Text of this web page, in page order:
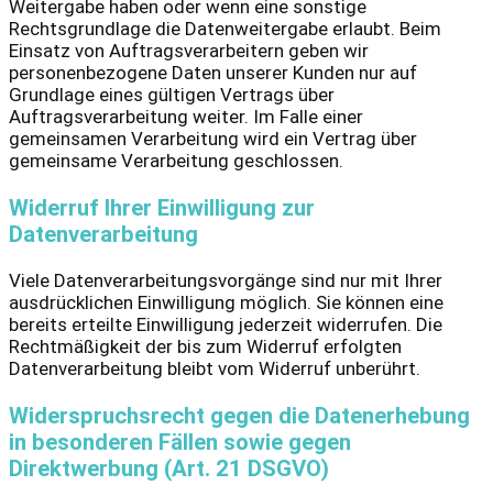
Weitergabe haben oder wenn eine sonstige
Rechtsgrundlage die Datenweitergabe erlaubt. Beim
Einsatz von Auftragsverarbeitern geben wir
personenbezogene Daten unserer Kunden nur auf
Grundlage eines gültigen Vertrags über
Auftragsverarbeitung weiter. Im Falle einer
gemeinsamen Verarbeitung wird ein Vertrag über
gemeinsame Verarbeitung geschlossen.
Widerruf Ihrer Einwilligung zur
Datenverarbeitung
Viele Datenverarbeitungsvorgänge sind nur mit Ihrer
ausdrücklichen Einwilligung möglich. Sie können eine
bereits erteilte Einwilligung jederzeit widerrufen. Die
Rechtmäßigkeit der bis zum Widerruf erfolgten
Datenverarbeitung bleibt vom Widerruf unberührt.
Widerspruchsrecht gegen die Datenerhebung
in besonderen Fällen sowie gegen
Direktwerbung (Art. 21 DSGVO)